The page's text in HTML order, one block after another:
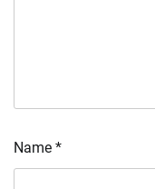
Name *